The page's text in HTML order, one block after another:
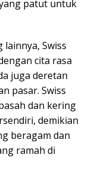
patut untuk
Swiss
cita rasa
juga deretan
pasar. Swiss
dan kering
demikian
beragam dan
ramah di